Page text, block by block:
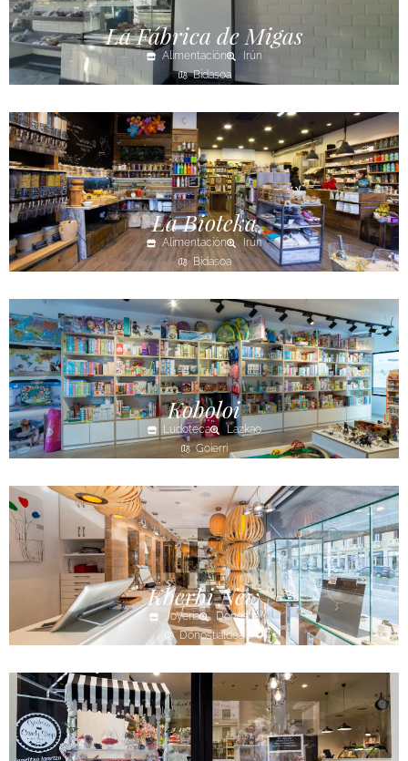
La Fábrica de Migas
Alimentación
Irún
Bidasoa
La Bioteka
Alimentación
Irún
Bidasoa
Koboloi
Ludoteca
Lazkao
Goierri
Kberbi New
Joyería
Donostia
Donostialdea